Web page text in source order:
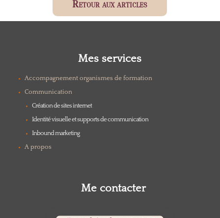
Retour aux articles
Mes services
Accompagnement organismes de formation
Communication
Création de sites internet
Identité visuelle et supports de communication
Inbound marketing
A propos
Me contacter